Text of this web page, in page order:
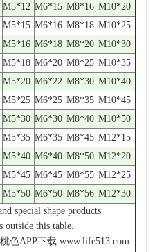
M5*12 M6*15 M8*16 M10*20
M5*15 M6*16 M8*18 M10*25
M5*16 M6*18 M8*20 M10*30
M5*18 M6*20 M8*25 M10*35
M5*20 M6*22 M8*30 M10*40
M5*25 M6*25 M8*35 M10*45
M5*30 M6*30 M8*40 M10*50
M5*35 M6*35 M8*45 M12*15
M5*40 M6*40 M8*50 M12*20
M5*45 M6*45 M8*55 M12*25
M5*50 M6*50 M8*56 M12*30
special shape products
outside this table.
色APP下载 www.life513.com